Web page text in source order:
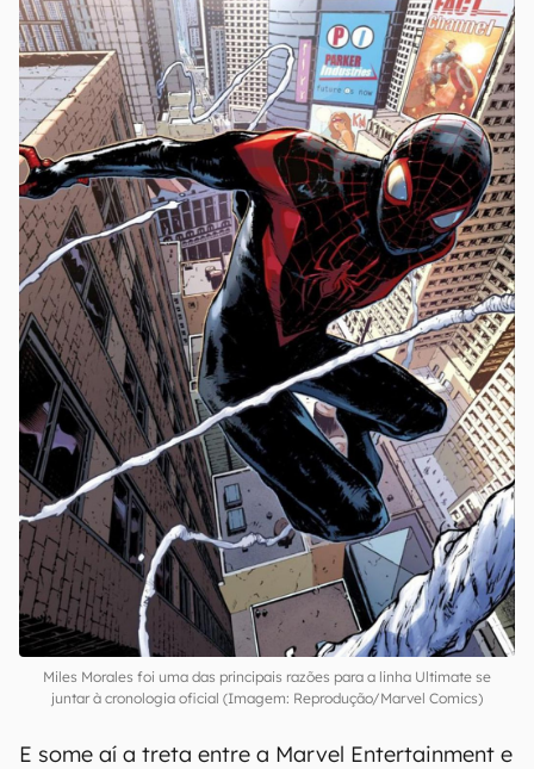
Miles Morales foi uma das principais razões para a linha Ultimate se
juntar à cronologia oficial (Imagem: Reprodução/Marvel Comics)
E some aí a treta entre a Marvel Entertainment e